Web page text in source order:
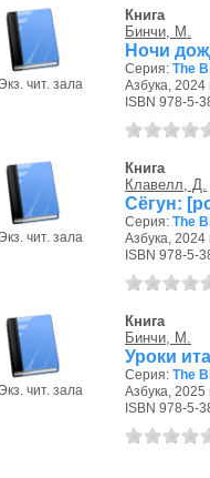
Экз. чит. зала
Книга
Бинчи, М.
Ночи
Серия: The
Азбука, 2024
ISBN 978-5-
Экз. чит. зала
Книга
Клавелл, Д.
Сёгун:
Серия: The
Азбука, 2024
ISBN 978-5-
Экз. чит. зала
Книга
Бинчи, М.
Уроки
Серия: The
Азбука, 2025
ISBN 978-5-